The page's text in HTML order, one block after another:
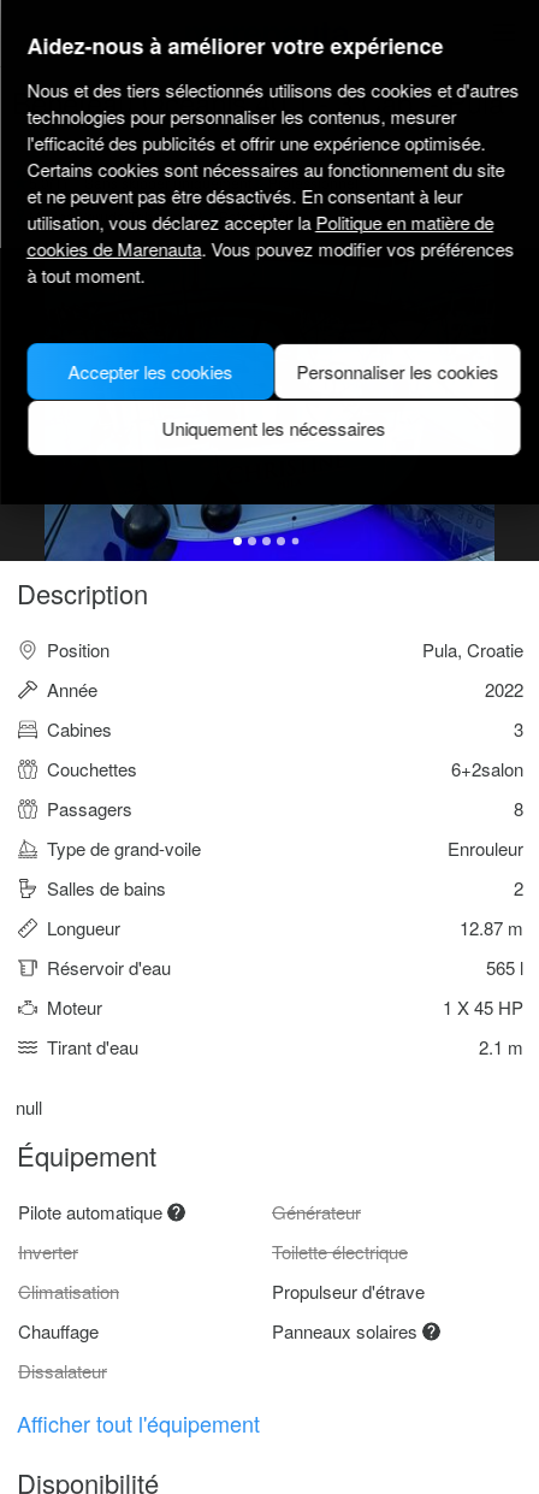
marenauta
Beneteau Oceanis 40.1 - 3 Cab. - Pula
5.0(1) Sans skipper uniquement
Professionnel
Marina Veruda Tehnomont
Bateau vérifié
Description
Position
Pula, Croatie
Année
2022
Cabines
3
Couchettes
6+2salon
Passagers
8
Type de grand-voile
Enrouleur
Salles de bains
2
Longueur
12.87 m
Réservoir d'eau
565 l
Moteur
1 X 45 HP
Tirant d'eau
2.1 m
null
Équipement
Pilote automatique
Générateur
Inverter
Toilette électrique
Climatisation
Propulseur d'étrave
Chauffage
Panneaux solaires
Dissalateur
Afficher tout l'équipement
Disponibilité
Aidez-nous à améliorer votre expérience
Nous et des tiers sélectionnés utilisons des cookies et d'autres
technologies pour personnaliser les contenus, mesurer
l'efficacité des publicités et offrir une expérience optimisée.
Certains cookies sont nécessaires au fonctionnement du site
et ne peuvent pas être désactivés. En consentant à leur
utilisation, vous déclarez accepter laPolitique en matière de
cookies de Marenauta. Vous pouvez modifier vos préférences
à tout moment.
Personnaliser les cookies
Uniquement les nécessaires
Accepter les cookies